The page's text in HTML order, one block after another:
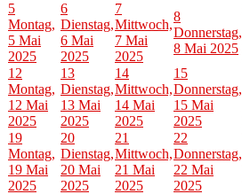
5
Montag,
5 Mai
2025
6
Dienstag,
6 Mai
2025
7
Mittwoch,
7 Mai
2025
8
Donnerstag,
8 Mai 2025
12
Montag,
12 Mai
2025
13
Dienstag,
13 Mai
2025
14
Mittwoch,
14 Mai
2025
15
Donnerstag,
15 Mai
2025
19
Montag,
19 Mai
2025
20
Dienstag,
20 Mai
2025
21
Mittwoch,
21 Mai
2025
22
Donnerstag,
22 Mai
2025